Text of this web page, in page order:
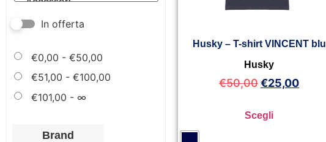
In offerta
€0,00 - €50,00
€51,00 - €100,00
€101,00 - ∞
Brand
Husky – T-shirt VINCENT blu
Husky
€50,00€25,00
Scegli